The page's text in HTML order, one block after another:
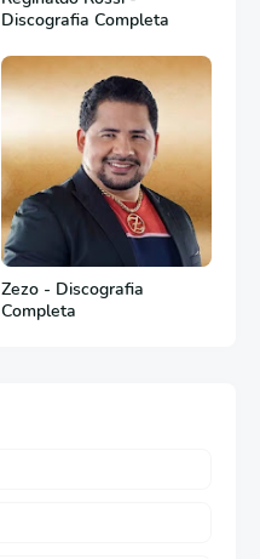
Discografia Completa
Zezo - Discografia
Completa